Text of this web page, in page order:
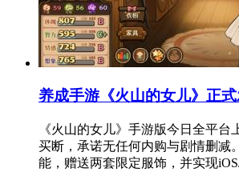
养成手游《火山的女儿》正
《火山的女儿》手游版今日全平台
买断，承诺无任何内购与剧情删减
能，赠送两套限定服饰，并实现